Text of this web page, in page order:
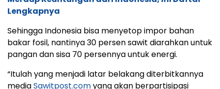
Lengkapnya
Sehingga Indonesia bisa menyetop impor bahan
bakar fosil, nantinya 30 persen sawit diarahkan untuk
pangan dan sisa 70 persennya untuk energi.
“Itulah yang menjadi latar belakang diterbitkannya
mediaSawitpost.comyang akan berpartisipasi